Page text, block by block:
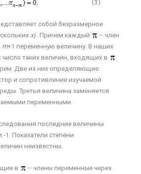
, (3)
собой безразмерное
xj. Причем каждый
– член
m+1 переменную величину. В наших
таких величин, входящих в
Две из них определяющие:
и сопротивление изучаемой
Третья величина заменяется
переменными.
последние величины
-1. Показатели степени
неизвестны.
в
– члены переменные через